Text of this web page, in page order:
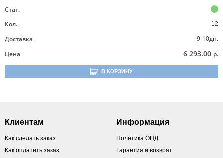
Стат.
Кол.
12
Доставка
9-10дн.
Цена
6 293.00 р.
В КОРЗИНУ
Клиентам
Как сделать заказ
Как оплатить заказ
Информация
Политика ОПД
Гарантия и возврат